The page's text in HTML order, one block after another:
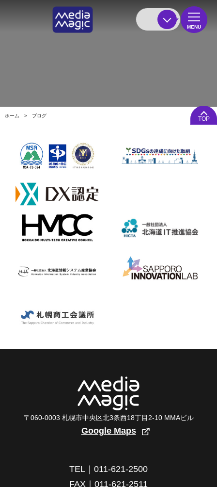
MENU
ホーム > ブログ TOP
〒060-0003 札幌市中央区北3条西18丁目2-10 MMAビル
Google Maps
TEL｜011-621-2500
FAX｜011-621-2511